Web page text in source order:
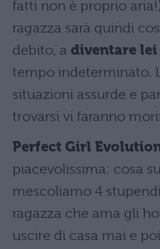
fatti non è proprio
ragazza sarà quindi
debito, a diventare lei
tempo indeterminato.
situazioni assurde e
trovarsi vi faranno
Perfect Girl
piacevolissima: cosa
mescoliamo 4
ragazza che ama gli
uscire di casa mai e